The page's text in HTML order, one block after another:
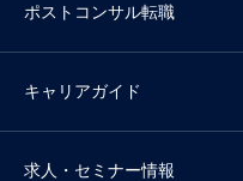
ポストコンサル転職
キャリアガイド
求人・セミナー情報